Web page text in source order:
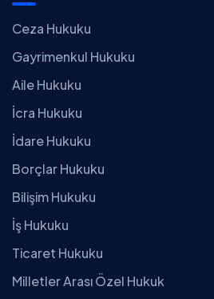
Ceza Hukuku
Gayrimenkul Hukuku
Aile Hukuku
İcra Hukuku
İdare Hukuku
Borçlar Hukuku
Bilişim Hukuku
İş Hukuku
Ticaret Hukuku
Milletler Arası Özel Hukuk